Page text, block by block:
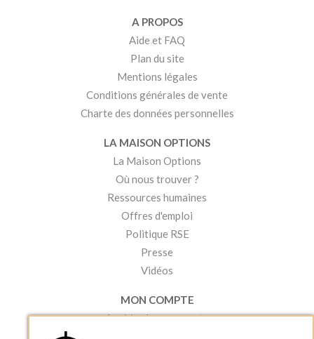
A PROPOS
Aide et FAQ
Plan du site
Mentions légales
Conditions générales de vente
Charte des données personnelles
LA MAISON OPTIONS
La Maison Options
Où nous trouver ?
Ressources humaines
Offres d'emploi
Politique RSE
Presse
Vidéos
MON COMPTE
Accéder à mon compte